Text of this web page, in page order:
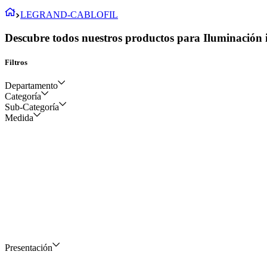
LEGRAND-CABLOFIL
Descubre todos nuestros productos para
Filtros
Departamento
Eléctrico y construcción
Categoría
Canalización y sujeción
Sub-Categoría
Medida
Presentación